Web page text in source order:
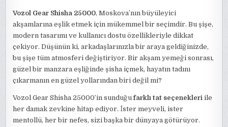
Vozol Gear Shisha 25000, Moskova’nın büyüleyici
akşamlarına eşlik etmek için mükemmel bir seçimdir. Bu şişe,
modern tasarımı ve kullanıcı dostu özellikleriyle dikkat
çekiyor. Düşünün ki, arkadaşlarınızla bir araya geldiğinizde,
bu şişe tüm atmosferi değiştiriyor. Bir akşam yemeği sonrası,
güzel bir manzara eşliğinde şisha içmek, hayatın tadını
çıkarmanın en güzel yollarından biri değil mi?
Vozol Gear Shisha 25000’in sunduğufarklı tat seçenekleri ile
her damak zevkine hitap ediyor. İster meyveli, ister
mentollü, her bir nefes, sizi başka bir dünyaya götürüyor.